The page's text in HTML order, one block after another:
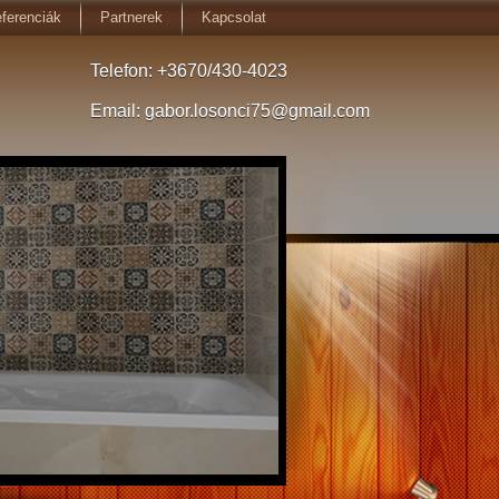
Telefon: +3670/430-4023
Email: gabor.losonci75@gmail.com
fürdőszobák
az ön elképzelése szerint.
én kivitelezem.
Partnerek Kapcsolat